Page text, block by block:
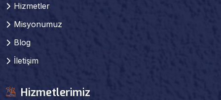
Hizmetler
Misyonumuz
Blog
İletişim
Hizmetlerimiz